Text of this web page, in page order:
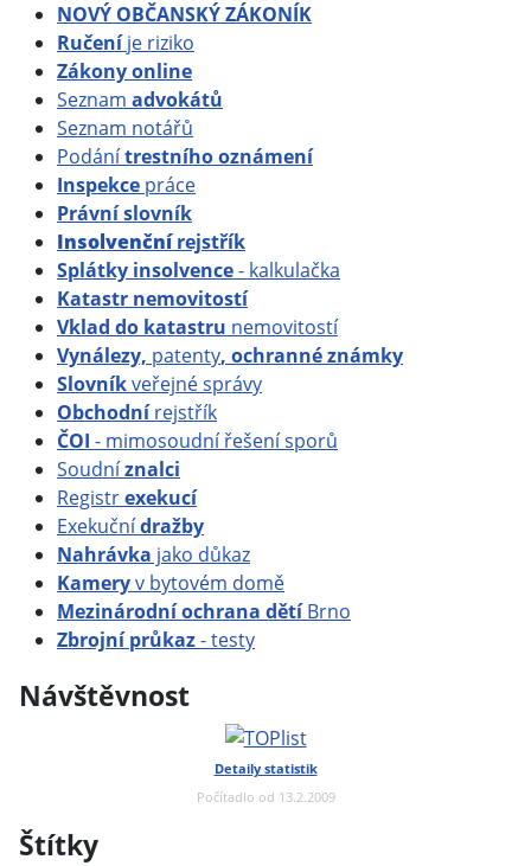
NOVÝ OBČANSKÝ ZÁKONÍK
Ručeníje riziko
Zákony online
Seznam advokátů
Seznam notářů
Podánítrestního oznámení
Inspekce práce
Právní slovník
Insolvenčnírejstřík
Splátky insolvence- kalkulačka
Katastr nemovitostí
Vklad do katastru nemovitostí
Vynálezy, patenty, ochranné známky
Slovníkveřejné správy
Obchodnírejstřík
ČOI - mimosoudní řešení sporů
Soudníznalci
Registrexekucí
Exekučnídražby
Nahrávka jako důkaz
Kameryv bytovém domě
Mezinárodní ochrana dětíBrno
Zbrojní průkaz- testy
Návštěvnost
Detaily statistik
Počítadlo od 13.2.2009
Štítky